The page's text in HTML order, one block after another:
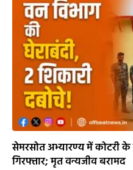
सेमरसोत अभ्यारण्य में कोटरी
गिरफ्तार; मृत वन्यजीव बरामद